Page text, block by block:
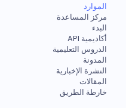
الموارد
مركز المساعدة
البدء
أكاديمية API
الدروس التعليمية
المدونة
النشرة الإخبارية
المقالات
خارطة الطريق